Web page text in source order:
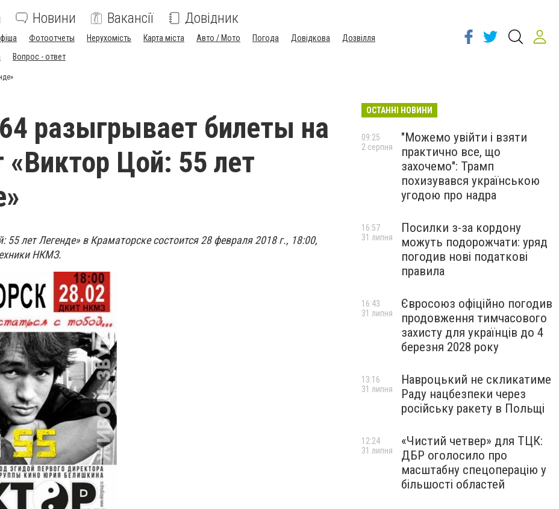
Новини Вакансії Довідник
Фотоотчеты Нерухомість Карта міста Авто / Мото Погода Довідкова
Дозвілля
Вопрос - ответ
разыгрывает билеты на
«Виктор Цой: 55 лет
55 лет Легенде» в Краматорске состоится 28 февраля 2018 г., 18:00,
НКМЗ.
ОСТАННІ НОВИНИ
"Можемо увійти і взяти
практично все, що
захочемо": Трамп
похизувався українською
угодою про надра
09:25
2 серпня
Посилки з-за кордону
можуть подорожчати: уряд
погодив нові податкові
правила
16:57
31 липня
Євросоюз офіційно погодив
продовження тимчасового
захисту для українців до 4
березня 2028 року
16:43
31 липня
Навроцький не скликатиме
Раду нацбезпеки через
російську ракету в Польщі
13:16
31 липня
«Чистий четвер» для ТЦК:
ДБР оголосило про
масштабну спецоперацію у
більшості областей
12:24
31 липня